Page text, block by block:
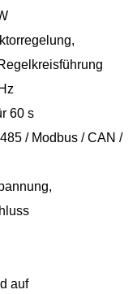
60 s
/ Modbus / CAN /
auf